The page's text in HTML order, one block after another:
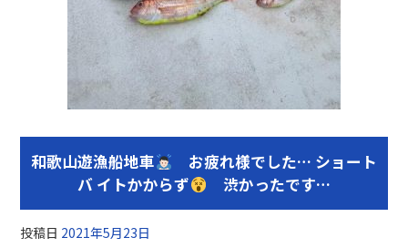
和歌山遊漁船地車
お疲れ様でした… ショート
バ イトかからず
渋かったです…
投稿日 2021年5月23日